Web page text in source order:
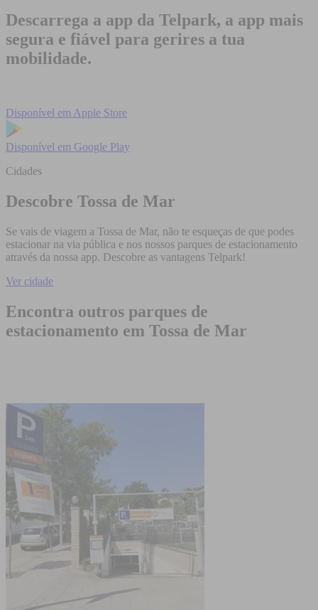
Descarrega a app da Telpark, a app mais
segura e fiável para gerires a tua
mobilidade.
Disponível em Apple Store
Disponível em Google Play
Cidades
Descobre Tossa de Mar
Se vais de viagem a Tossa de Mar, não te esqueças de que podes
estacionar na via pública e nos nossos parques de estacionamento
através da nossa app. Descobre as vantagens Telpark!
Ver cidade
Encontra outros parques de
estacionamento em Tossa de Mar